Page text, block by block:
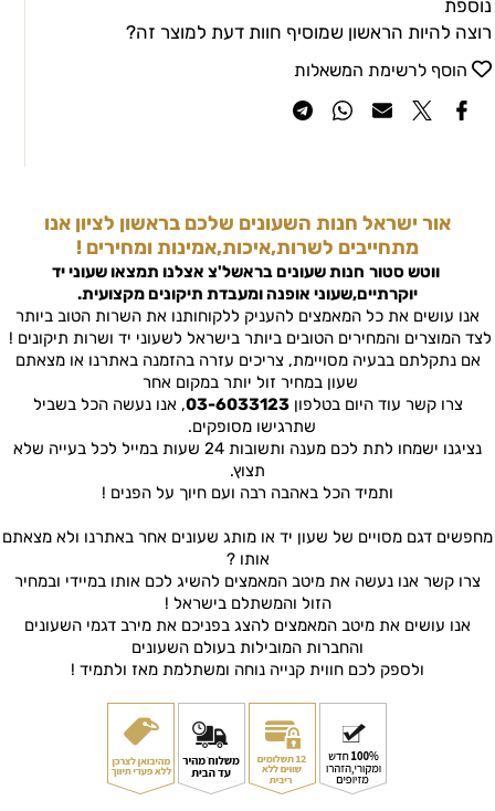
נוספת
רוצה להיות הראשון שמוסיף חוות דעת למוצר זה?
הוסף לרשימת המשאלות
אור ישראל חנות השעונים שלכם בראשון לציון אנו
מתחייבים לשרות,איכות,אמינות ומחירים !
ווטש סטור חנות שעונים בראשל'צ אצלנו תמצאו שעוני יד
יוקרתיים,שעוני אופנה ומעבדת תיקונים מקצועית.
אנו עושים את כל המאמצים להעניק ללקוחותנו את השרות הטוב ביותר
לצד המוצרים והמחירים הטובים ביותר בישראל לשעוני יד ושרות תיקונים !
אם נתקלתם בבעיה מסויימת, צריכים עזרה בהזמנה באתרנו או מצאתם
שעון במחיר זול יותר במקום אחר
צרו קשר עוד היום בטלפון03-6033123, אנו נעשה הכל בשביל
שתרגישו מסופקים.
נציגנו ישמחו לתת לכם מענה ותשובות 24 שעות במייל לכל בעייה שלא
תצוץ.
ותמיד הכל באהבה רבה ועם חיוך על הפנים !
מחפשים דגם מסויים של שעון יד או מותג שעונים אחר באתרנו ולא מצאתם
אותו ?
צרו קשר אנו נעשה את מיטב המאמצים להשיג לכם אותו במיידי ובמחיר
הזול והמשתלם בישראל !
אנו עושים את מיטב המאמצים להצג בפניכם את מירב דגמי השעונים
והחברות המובילות בעולם השעונים
ולספק לכם חווית קנייה נוחה ומשתלמת מאז ולתמיד !